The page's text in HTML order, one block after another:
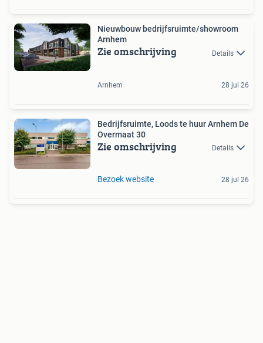
Nieuwbouw bedrijfsruimte/showroom
Arnhem
Zie omschrijving Details
Arnhem 28 jul 26
Bedrijfsruimte, Loods te huur Arnhem De
Overmaat 30
Zie omschrijving Details
Bezoek website 28 jul 26